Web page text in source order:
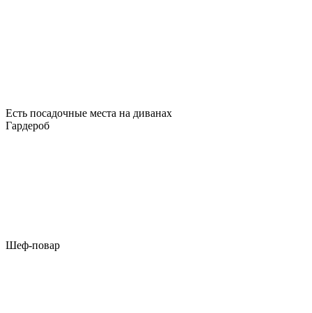
Есть посадочные места на диванах
Гардероб
Шеф-повар